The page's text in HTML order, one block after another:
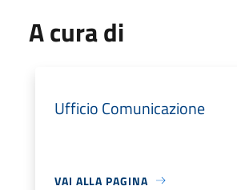
A cura di
Ufficio Comunicazione
VAI ALLA PAGINA